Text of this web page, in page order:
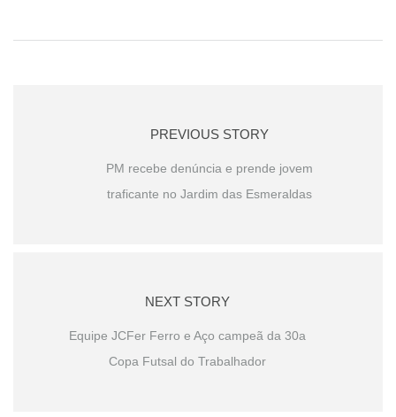
PREVIOUS STORY
PM recebe denúncia e prende jovem
traficante no Jardim das Esmeraldas
NEXT STORY
Equipe JCFer Ferro e Aço campeã da 30a
Copa Futsal do Trabalhador